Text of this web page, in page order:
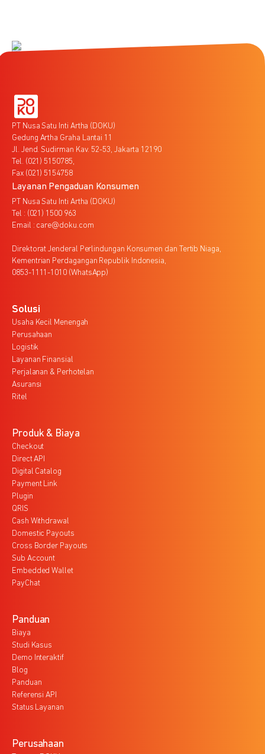
PT Nusa Satu Inti Artha (DOKU)
Gedung Artha Graha Lantai 11
Jl. Jend. Sudirman Kav. 52-53, Jakarta 12190
Tel. (021) 5150785,
Fax (021) 5154758
Layanan Pengaduan Konsumen
PT Nusa Satu Inti Artha (DOKU)
Tel : (021) 1500 963
Email : care@doku.com
Direktorat Jenderal Perlindungan Konsumen dan Tertib Niaga,
Kementrian Perdagangan Republik Indonesia,
0853-1111-1010 (WhatsApp)
Solusi
Usaha Kecil Menengah
Perusahaan
Logistik
Layanan Finansial
Perjalanan & Perhotelan
Asuransi
Ritel
Produk & Biaya
Checkout
Direct API
Digital Catalog
Payment Link
Plugin
QRIS
Cash Withdrawal
Domestic Payouts
Cross Border Payouts
Sub Account
Embedded Wallet
PayChat
Panduan
Biaya
Studi Kasus
Demo Interaktif
Blog
Panduan
Referensi API
Status Layanan
Perusahaan